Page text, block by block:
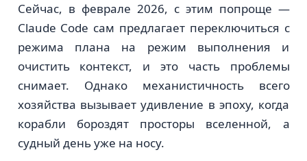
Сейчас, в феврале 2026, с этим попроще —
Claude Code сам предлагает переключиться с
режима плана на режим выполнения и
очистить контекст, и это часть проблемы
снимает. Однако механистичность всего
хозяйства вызывает удивление в эпоху, когда
корабли бороздят просторы вселенной, а
судный день уже на носу.